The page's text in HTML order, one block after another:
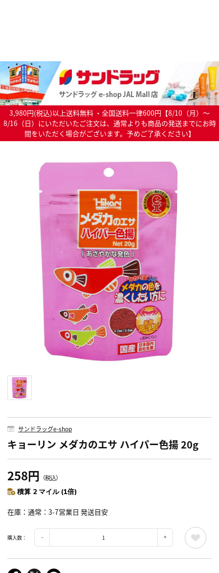
3,980円(税込)以上送料無料 ・全国送料一律600円【8/10（月）～
8/16（日）にいただいたご注文は、通常よりも商品の発送までにお時
間をいただく場合がございます。予めご了承ください】
サンドラッグe-shop
キョーリン メダカのエサ ハイパー色揚 20g
258円 （税込）
積算 2 マイル (1倍)
在庫 通常：3-7営業日 発送目安
購入数：